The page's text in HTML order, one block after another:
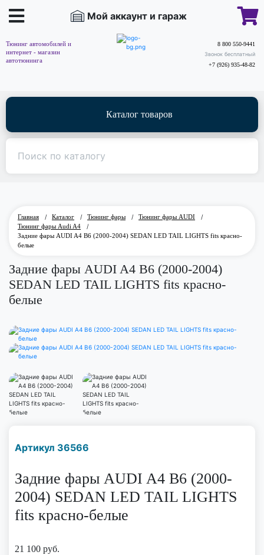
Мой аккаунт и гараж
Тюнинг автомобилей и
интернет - магазин
автотюнинга
8 800 550-9441
Звонок бесплатный
+7 (926) 935-48-82
Каталог товаров
Главная / Каталог / Тюнинг фары / Тюнинг фары AUDI
/
Тюнинг фары Audi A4
/
Задние фары AUDI A4 B6 (2000-2004) SEDAN LED TAIL LIGHTS fits красно-
белые
Задние фары AUDI A4 B6 (2000-2004)
SEDAN LED TAIL LIGHTS fits красно-
белые
Артикул 36566
Задние фары AUDI A4 B6 (2000-
2004) SEDAN LED TAIL LIGHTS
fits красно-белые
21 100 руб.